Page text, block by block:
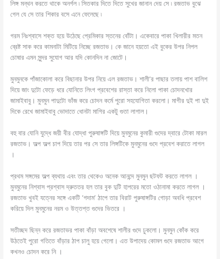
লিঙ্গ মন্থন করতে থাকে অনর্গল ৷ সিতকার দিতে দিতে সুখের জানান দেয় সে ৷ রজতাভ বুঝে
গেল যে সে তার শিকার বসে এনে ফেলেছে ৷
গরম নিঃশ্বাসে শক্ত হয়ে উঠেছে প্রেমিকার স্তনের বোঁটা। একেবারে পাকা খিলারীর মতন
ব্রেষ্ট সাক করে কামনাটা মিটিয়ে নিচ্ছে রজতাভ। কে জানে হয়তো এই বুকের উপর নিপল
চোষার এমন সুন্দর সুযোগ আর যদি কোনদিন না জোটে।
মুনমুনকে পাঁজাকোলা করে বিছানার উপর নিয়ে এল রজতাভ। শালী’র পাছার তলায় পাশ বালিশ
দিয়ে জাং দুটো ফেড়ে ধরে যোনিতে লিংগ প্রবেশের রাস্তা করে নিলো পাকা চোদনখোর
জামাইবাবু। মুনমুন পাদুটো ভাঁজ করে চোদন কর্মে পুরো সহযোগিতা করলো। মাগীর দুই পা দুই
দিকে রেখে জামাইবাবু ভোদাতে ধোনটা মাগির একটু গুতা লাগাল।
বহু বার যোনি যুদ্ধে জয়ী বীর যোদ্ধা পুরুষাঙ্গটি দিয়ে মুনমুনের কুমারী গুদের দ্বারে টোকা মারল
রজতাভ। অল্প অল্প চাপ দিয়ে তার পর সে তার লিঙ্গটিকে মুনমুনের গুদে প্রবেশ করাতে লাগল
।
প্রথম সঙ্গমের অল্প ব্যথায় এবং তার থেকেও অনেক আনন্দে মুনমুন ছটফট করতে লাগল ।
মুনমুনের নিশ্বাস প্রশ্বাস দ্রুততর হল তার বুক দুটি হাপরের মতো ওঠানামা করতে লাগল ।
রজতাভ খুবই যত্নের সঙ্গে একটি ‘গদাম’ ঠাপে তার বিরাট পুরুষাঙ্গটির গোড়া অবধি প্রবেশ
করিয়ে দিল মুনমুনের নরম ও উত্তপ্ত গুদের ভিতরে ।
সতীচ্ছদ ছিন্ন করে রজতাভর পাকা বাঁড়া অবশেষে শালীর গুদে ঢুকলো। মুনমুন কোঁক করে
উঠতেই পুরো গতিতে বাঁড়ার ঠাপ চালু হয়ে গেলো। এত উপাদেয় কোমল গুদে রজতাভ আগে
কখনও চোদন করে নি ।